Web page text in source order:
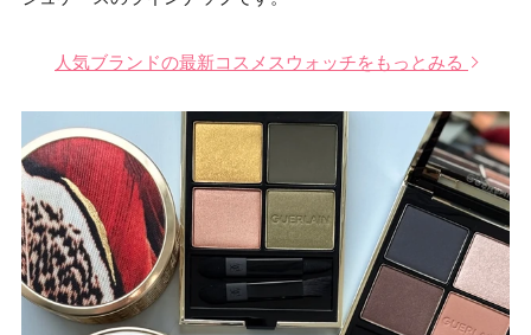
人気ブランドの最新コスメスウォッチをもっとみる